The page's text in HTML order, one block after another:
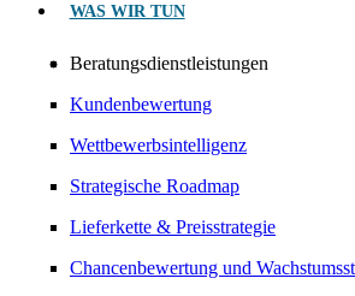
WAS WIR TUN
Beratungsdienstleistungen
Kundenbewertung
Wettbewerbsintelligenz
Strategische Roadmap
Lieferkette & Preisstrategie
Chancenbewertung und